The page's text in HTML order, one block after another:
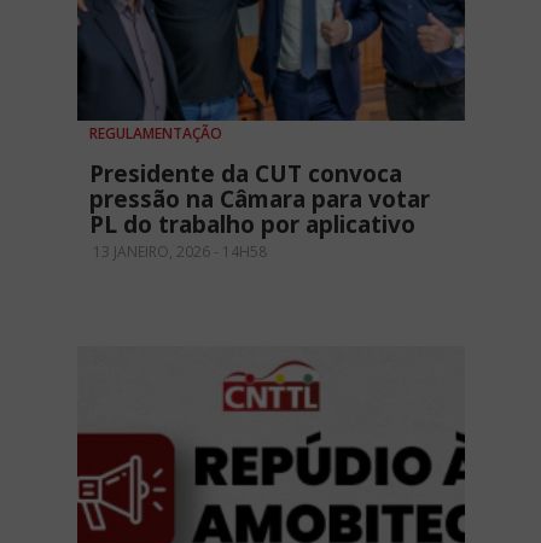
REGULAMENTAÇÃO
Presidente da CUT convoca
pressão na Câmara para votar
PL do trabalho por aplicativo
13 JANEIRO, 2026 - 14H58